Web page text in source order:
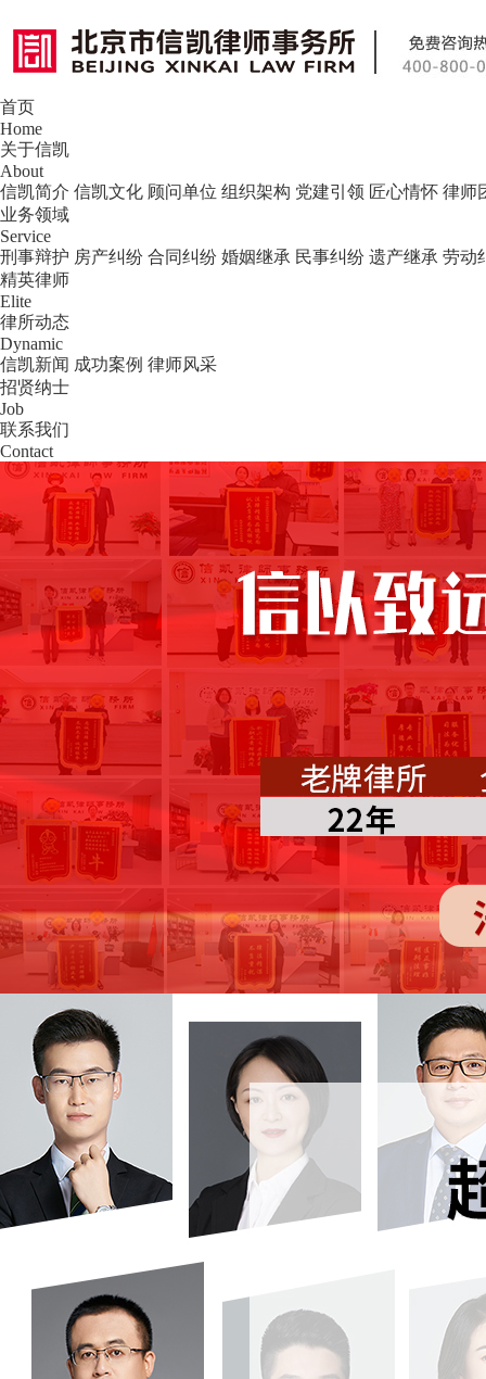
北京市信凯律师事务所 — 北京专业刑事
首页
Home
关于信凯
About
信凯简介 信凯文化 顾问单位 组织架构 党建引领 匠心情怀 律师
业务领域
Service
刑事辩护 房产纠纷 合同纠纷 婚姻继承 民事纠纷 遗产继承 劳动
精英律师
Elite
律所动态
Dynamic
信凯新闻 成功案例 律师风采
招贤纳士
Job
联系我们
Contact